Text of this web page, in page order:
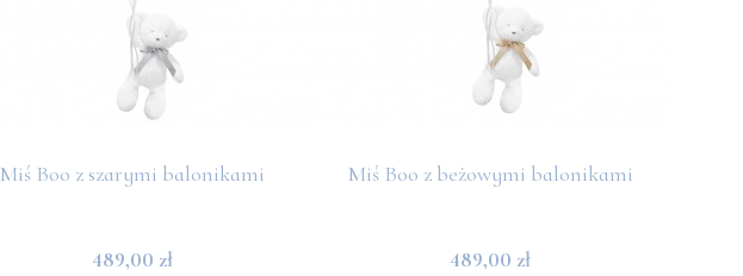
Miś Boo z szarymi balonikami
489,00 zł
Miś Boo z beżowymi balonikami
489,00 zł